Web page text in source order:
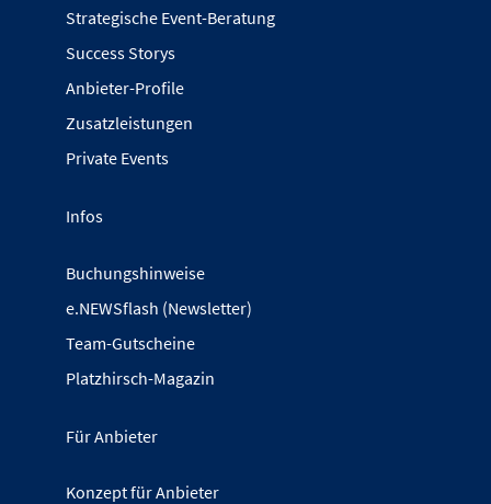
Strategische Event-Beratung
Success Storys
Anbieter-Profile
Zusatzleistungen
Private Events
Infos
Buchungshinweise
e.NEWSflash (Newsletter)
Team-Gutscheine
Platzhirsch-Magazin
Für Anbieter
Konzept für Anbieter